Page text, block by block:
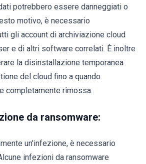
potrebbero essere danneggiati o
motivo, è necessario
gli account di archiviazione cloud
e di altri software correlati. È inoltre
la disinstallazione temporanea
del cloud fino a quando
completamente rimossa.
da ransomware:
un'infezione, è necessario
infezioni da ransomware